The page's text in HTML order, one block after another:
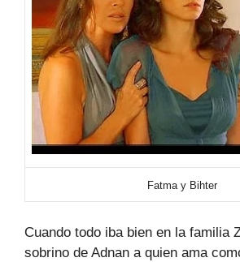
Fatma y Bihter
Cuando todo iba bien en la familia
sobrino de Adnan a quien ama